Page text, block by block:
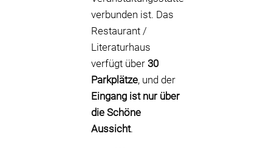
verbunden ist. Das
Restaurant /
Literaturhaus
verfügt über 30
Parkplätze, und der
Eingang ist nur über
die Schöne
Aussicht.